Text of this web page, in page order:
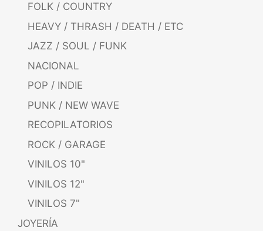
FOLK / COUNTRY
HEAVY / THRASH / DEATH / ETC
JAZZ / SOUL / FUNK
NACIONAL
POP / INDIE
PUNK / NEW WAVE
RECOPILATORIOS
ROCK / GARAGE
VINILOS 10"
VINILOS 12"
VINILOS 7"
JOYERÍA